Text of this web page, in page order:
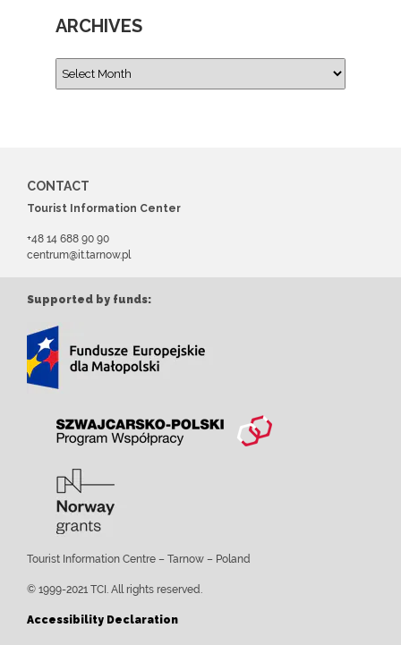
ARCHIVES
CONTACT
Tourist Information Center
+48 14 688 90 90
centrum@it.tarnow.pl
Supported by funds:
Tourist Information Centre – Tarnow – Poland
© 1999-2021 TCI. All rights reserved.
Accessibility Declaration